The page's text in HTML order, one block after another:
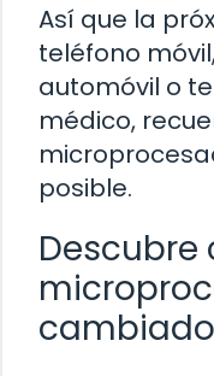
Así que la
teléfono
automóvil o
médico,
posible.
Descubre